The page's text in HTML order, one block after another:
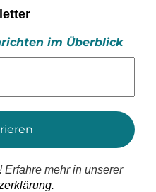
im Überblick
Erfahre mehr in unserer